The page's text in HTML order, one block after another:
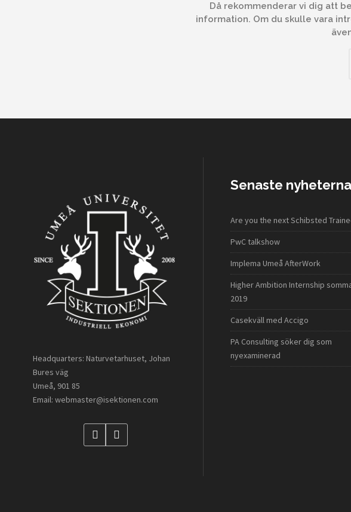
Då rekommenderar vi dig att
information. Om du skulle vara
Headquarters: Naturvetarhuset, Johan
Bures väg
Umeå, 901 85
Email: webmaster@isektionen.com
Senaste nyheterna
Are you the next Schibsted
PwC talkshow
Implema Umeå AfterWork
Higher Ambition Internship
2019
Casekväll med Accigo
PA Consulting söker dig som
nyexaminerad